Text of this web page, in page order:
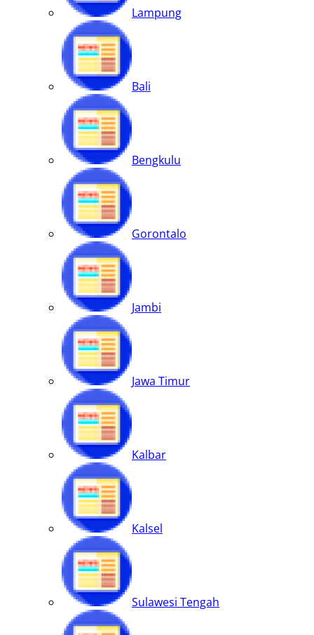
Lampung
Bali
Bengkulu
Gorontalo
Jambi
Jawa Timur
Kalbar
Kalsel
Sulawesi Tengah